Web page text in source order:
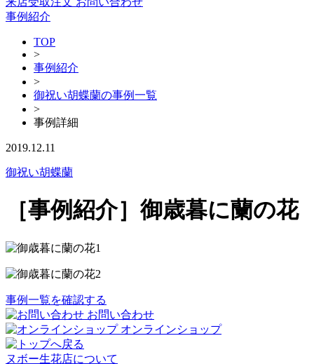
事例紹介
TOP
>
事例紹介
>
御祝い胡蝶蘭の事例一覧
>
事例詳細
2019.12.11
御祝い胡蝶蘭
［事例紹介］御歳暮に蘭の花
事例一覧を確認する
お問い合わせ
オンラインショップ
ヌボー生花店について